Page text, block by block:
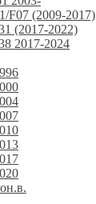
F07 (2009-2017)
(2017-2022)
2017-2024